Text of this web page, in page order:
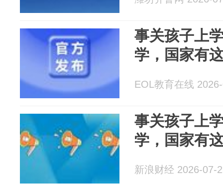
事关孩子上
学，国家有
EOL教育在线
事关孩子上
学，国家有
新浪财经 2026-07-